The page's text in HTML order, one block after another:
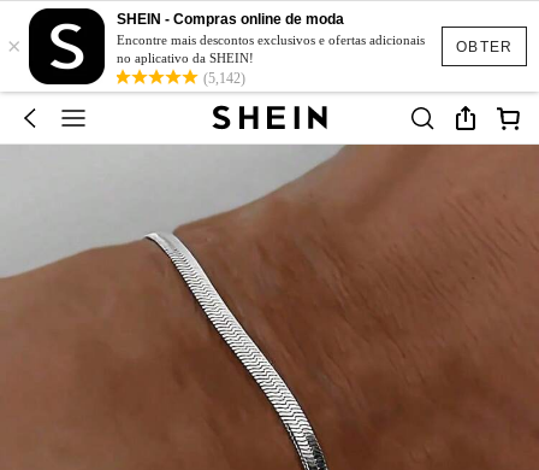
OBTER
×
SHEIN - Compras online de moda
Encontre mais descontos exclusivos e ofertas adicionais
no aplicativo da SHEIN!
(5,142)